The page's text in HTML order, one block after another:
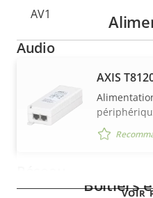
AV1
Audio
Description
de la
propriété
la
Prise en charge audio
Microphone intégré
VOIR
AXIS
Boîtiers